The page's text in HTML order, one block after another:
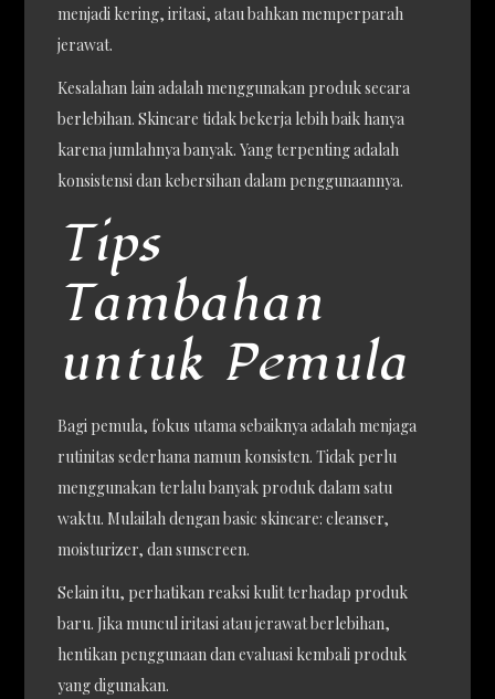
menjadi kering, iritasi, atau bahkan memperparah
jerawat.
Kesalahan lain adalah menggunakan produk secara
berlebihan. Skincare tidak bekerja lebih baik hanya
karena jumlahnya banyak. Yang terpenting adalah
konsistensi dan kebersihan dalam penggunaannya.
Tips
Tambahan
untuk Pemula
Bagi pemula, fokus utama sebaiknya adalah menjaga
rutinitas sederhana namun konsisten. Tidak perlu
menggunakan terlalu banyak produk dalam satu
waktu. Mulailah dengan basic skincare: cleanser,
moisturizer, dan sunscreen.
Selain itu, perhatikan reaksi kulit terhadap produk
baru. Jika muncul iritasi atau jerawat berlebihan,
hentikan penggunaan dan evaluasi kembali produk
yang digunakan.